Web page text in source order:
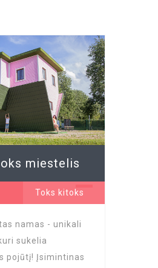
miestelis
Toks kitoks
+ 1
namas - unikali
sukelia
pojūtį! Įsimintinas